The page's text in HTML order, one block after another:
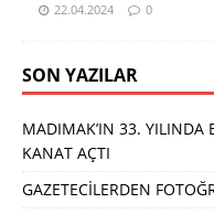
22.04.2024 0
SON YAZILAR
MADIMAK’IN 33. YILINDA
KANAT AÇTI
GAZETECİLERDEN